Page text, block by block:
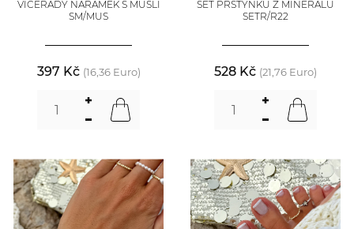
VÍCEŘADÝ NÁRAMEK S MUŠLÍ
SM/MUS
397 Kč (16,36 Euro)
SET PRSTÝNKŮ Z MINERÁLŮ
SETR/R22
528 Kč (21,76 Euro)